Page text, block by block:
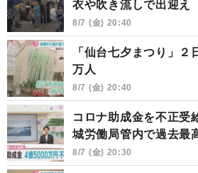
衣や吹き流しで出迎え
8/7 (金) 20:40
「仙台七夕まつり」
万人
8/7 (金) 20:40
コロナ助成金を不正
城労働局管内で過去最
8/7 (金) 20:30